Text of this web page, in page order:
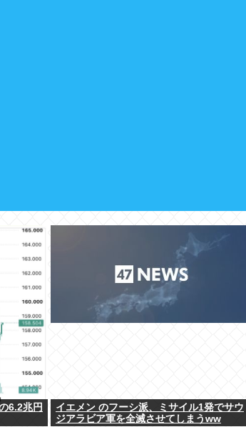
6.2兆円
イエメン のフーシ派、ミサイル1発でサウ
ジアラビア軍を全滅させてしまうww